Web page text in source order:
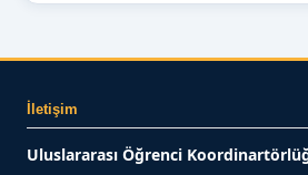
İletişim
Uluslararası Öğrenci